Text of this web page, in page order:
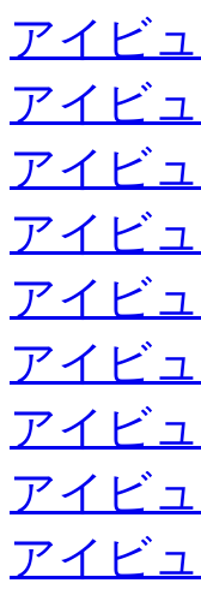
アイビ
アイビ
アイビ
アイビ
アイビ
アイビ
アイビ
アイビ
アイビ